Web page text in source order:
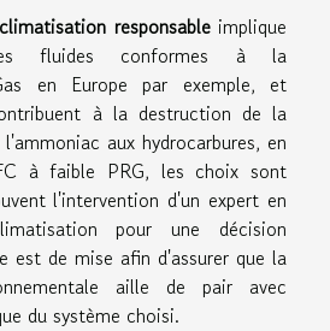
climatisation responsableimplique
fluides conformes à la
en Europe par exemple, et
à la destruction de la
aux hydrocarbures, en
à faible PRG, les choix sont
l'intervention d'un expert en
pour une décision
est de mise afin d'assurer que la
aille de pair avec
du système choisi.